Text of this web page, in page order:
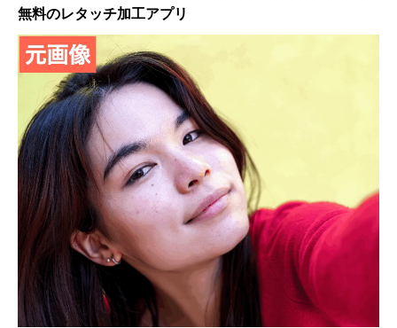
無料のレタッチ加工アプリ